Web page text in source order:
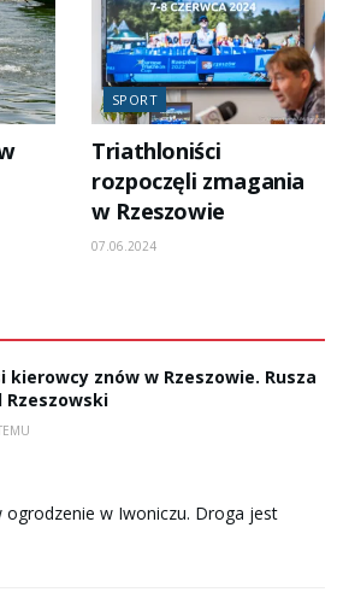
SPORT
Triathloniści
rozpoczęli zmagania
w Rzeszowie
07.06.2024
kierowcy znów w Rzeszowie. Rusza
Rzeszowski
ogrodzenie w Iwoniczu. Droga jest